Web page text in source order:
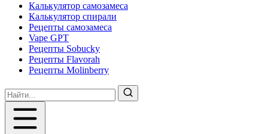
Калькулятор самозамеса
Калькулятор спирали
Рецепты самозамеса
Vape GPT
Рецепты Sobucky
Рецепты Flavorah
Рецепты Molinberry